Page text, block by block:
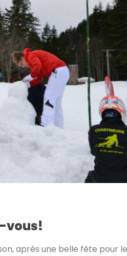
vous!
après une belle fête pour